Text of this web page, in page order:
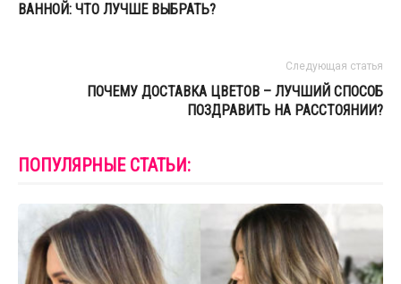
ВАННОЙ: ЧТО ЛУЧШЕ ВЫБРАТЬ?
Следующая статья
ПОЧЕМУ ДОСТАВКА ЦВЕТОВ – ЛУЧШИЙ СПОСОБ
ПОЗДРАВИТЬ НА РАССТОЯНИИ?
ПОПУЛЯРНЫЕ СТАТЬИ: